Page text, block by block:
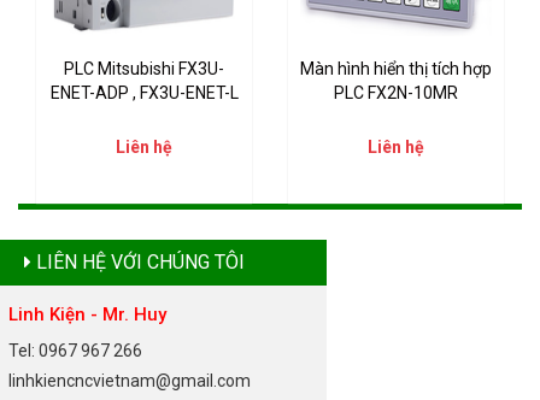
PLC Mitsubishi FX3U-
ENET-ADP , FX3U-ENET-L
Liên hệ
Màn hình hiển thị tích hợp
PLC FX2N-10MR
Liên hệ
LIÊN HỆ VỚI CHÚNG TÔI
Linh Kiện - Mr. Huy
Tel: 0967 967 266
linhkiencncvietnam@gmail.com